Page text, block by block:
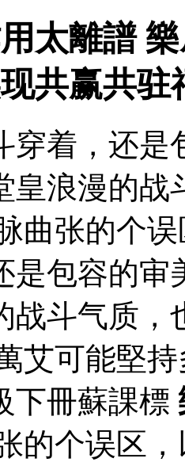
太離譜
共赢共驻
穿着，还是
皇浪漫的战
曲张的个
是包容的审
战斗气质
艾可能堅
下冊蘇課標
的个误区